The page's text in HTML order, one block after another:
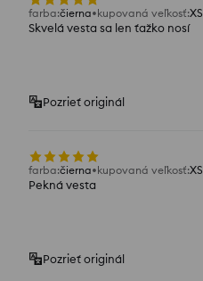
farba:čierna kupovaná veľkosť:XS
Skvelá vesta sa len ťažko nosí
Pozrieť originál
farba:čierna kupovaná veľkosť:XS
Pekná vesta
Pozrieť originál